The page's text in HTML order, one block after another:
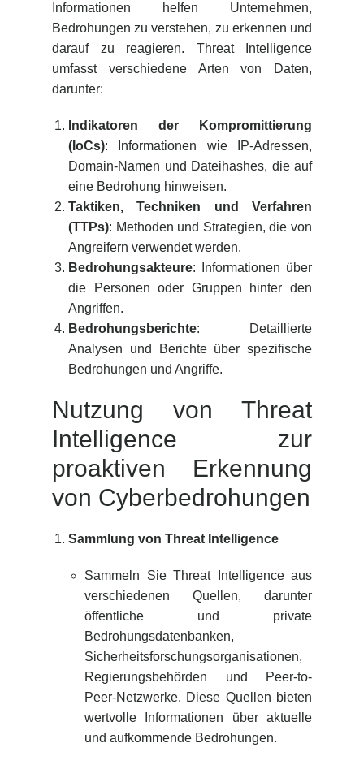
Informationen helfen Unternehmen,
Bedrohungen zu verstehen, zu erkennen und
darauf zu reagieren. Threat Intelligence
umfasst verschiedene Arten von Daten,
darunter:
Indikatoren der Kompromittierung
(IoCs): Informationen wie IP-Adressen,
Domain-Namen und Dateihashes, die auf
eine Bedrohung hinweisen.
Taktiken, Techniken und Verfahren
(TTPs): Methoden und Strategien, die von
Angreifern verwendet werden.
Bedrohungsakteure: Informationen über
die Personen oder Gruppen hinter den
Angriffen.
Bedrohungsberichte: Detaillierte
Analysen und Berichte über spezifische
Bedrohungen und Angriffe.
Nutzung von Threat
Intelligence zur
proaktiven Erkennung
von Cyberbedrohungen
Sammlung von Threat Intelligence
Sammeln Sie Threat Intelligence aus
verschiedenen Quellen, darunter
öffentliche und private
Bedrohungsdatenbanken,
Sicherheitsforschungsorganisationen,
Regierungsbehörden und Peer-to-
Peer-Netzwerke. Diese Quellen bieten
wertvolle Informationen über aktuelle
und aufkommende Bedrohungen.